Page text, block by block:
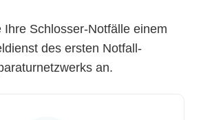
Ihre Schlosser-Notfälle einem
des ersten Notfall-
an.